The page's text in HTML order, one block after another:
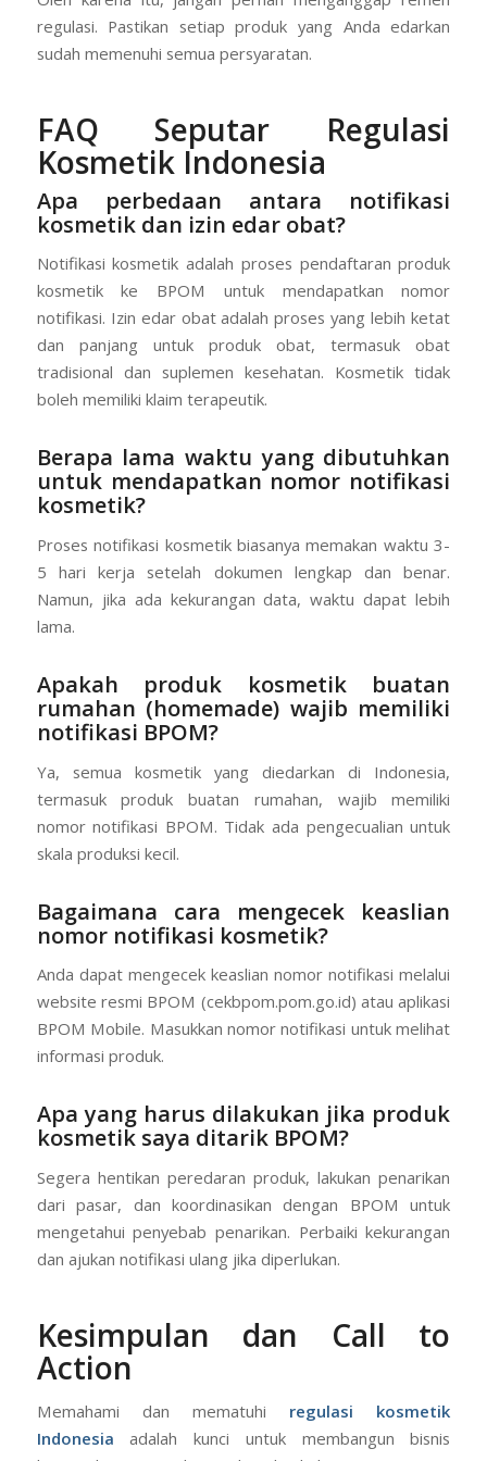
regulasi. Pastikan setiap produk yang Anda edarkan
sudah memenuhi semua persyaratan.
FAQ Seputar Regulasi
Kosmetik Indonesia
Apa perbedaan antara notifikasi
kosmetik dan izin edar obat?
Notifikasi kosmetik adalah proses pendaftaran produk
kosmetik ke BPOM untuk mendapatkan nomor
notifikasi. Izin edar obat adalah proses yang lebih ketat
dan panjang untuk produk obat, termasuk obat
tradisional dan suplemen kesehatan. Kosmetik tidak
boleh memiliki klaim terapeutik.
Berapa lama waktu yang dibutuhkan
untuk mendapatkan nomor notifikasi
kosmetik?
Proses notifikasi kosmetik biasanya memakan waktu 3-
5 hari kerja setelah dokumen lengkap dan benar.
Namun, jika ada kekurangan data, waktu dapat lebih
lama.
Apakah produk kosmetik buatan
rumahan (homemade) wajib memiliki
notifikasi BPOM?
Ya, semua kosmetik yang diedarkan di Indonesia,
termasuk produk buatan rumahan, wajib memiliki
nomor notifikasi BPOM. Tidak ada pengecualian untuk
skala produksi kecil.
Bagaimana cara mengecek keaslian
nomor notifikasi kosmetik?
Anda dapat mengecek keaslian nomor notifikasi melalui
website resmi BPOM (cekbpom.pom.go.id) atau aplikasi
BPOM Mobile. Masukkan nomor notifikasi untuk melihat
informasi produk.
Apa yang harus dilakukan jika produk
kosmetik saya ditarik BPOM?
Segera hentikan peredaran produk, lakukan penarikan
dari pasar, dan koordinasikan dengan BPOM untuk
mengetahui penyebab penarikan. Perbaiki kekurangan
dan ajukan notifikasi ulang jika diperlukan.
Kesimpulan dan Call to
Action
Memahami dan mematuhi regulasi kosmetik
Indonesia adalah kunci untuk membangun bisnis